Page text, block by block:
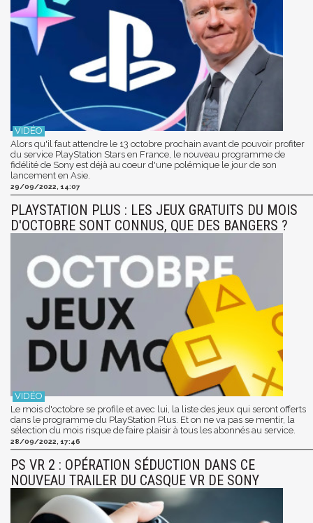
Alors qu'il faut attendre le 13 octobre prochain avant de pouvoir profiter
du service PlayStation Stars en France, le nouveau programme de
fidélité de Sony est déjà au coeur d'une polémique le jour de son
lancement en Asie.
29/09/2022, 14:07
PLAYSTATION PLUS : LES JEUX GRATUITS DU MOIS
D'OCTOBRE SONT CONNUS, QUE DES BANGERS ?
Le mois d'octobre se profile et avec lui, la liste des jeux qui seront offerts
dans le programme du PlayStation Plus. Et on ne va pas se mentir, la
sélection du mois risque de faire plaisir à tous les abonnés au service.
28/09/2022, 17:46
PS VR 2 : OPÉRATION SÉDUCTION DANS CE
NOUVEAU TRAILER DU CASQUE VR DE SONY